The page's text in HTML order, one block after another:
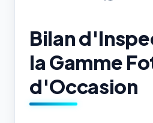
Bilan
la Gamme
d'Occasion